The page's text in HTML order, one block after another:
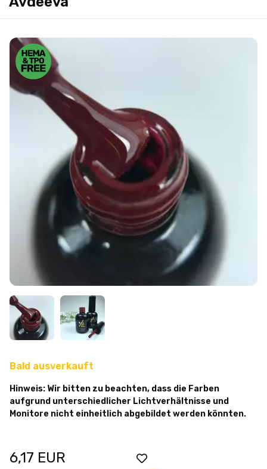
Bald ausverkauft
Hinweis: Wir bitten zu beachten, dass die Farben
aufgrund unterschiedlicher Lichtverhältnisse und
Monitore nicht einheitlich abgebildet werden könnten.
6,17 EUR